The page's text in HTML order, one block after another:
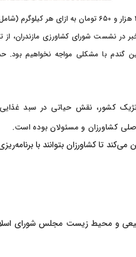
نشست شورای کشاورزی مازندران، از
گندم با مشکلی مواجه نخواهیم بود.
کشور، نقش حیاتی در سبد
کشاورزان و مسئولان بوده است.
تا کشاورزان بتوانند با
و محیط زیست مجلس شورای